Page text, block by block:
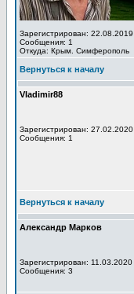
Зарегистрирован: 22.08.2019
Сообщения: 1
Откуда: Крым. Симферополь
Вернуться к началу
Vladimir88
Зарегистрирован: 27.02.2020
Сообщения: 1
Вернуться к началу
Александр Марков
Зарегистрирован: 11.03.2020
Сообщения: 3